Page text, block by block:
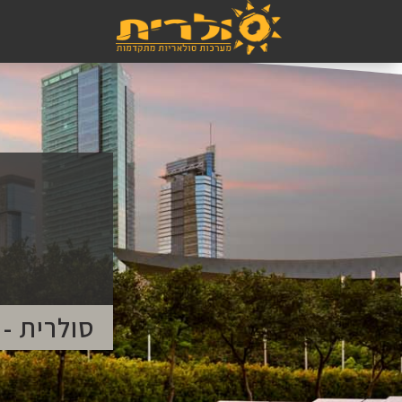
סולרית
סולרית